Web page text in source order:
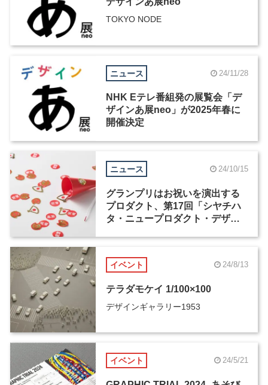
TOKYO NODE
ニュース 24/11/28
NHK Eテレ番組発の展覧会「デ
ザインあ展neo」が2025年春に
開催決定
ニュース 24/10/15
グランプリはお祝いを演出する
プロダクト、第17回「シヤチハ
タ・ニュープロダクト・デザイ
イベント 24/8/13
テラダモケイ 1/100×100
デザインギャラリー1953
イベント 24/5/21